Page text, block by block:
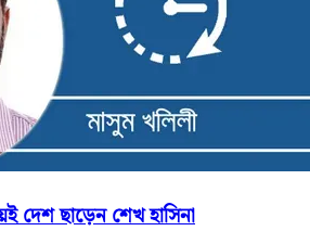
দেশ ছাড়েন শেখ হাসিনা